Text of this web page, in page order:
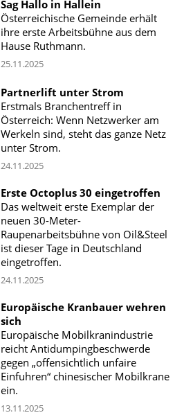
Sag Hallo in Hallein
Österreichische Gemeinde erhält
ihre erste Arbeitsbühne aus dem
Hause Ruthmann.
25.11.2025
Partnerlift unter Strom
Erstmals Branchentreff in
Österreich: Wenn Netzwerker am
Werkeln sind, steht das ganze Netz
unter Strom.
24.11.2025
Erste Octoplus 30 eingetroffen
Das weltweit erste Exemplar der
neuen 30-Meter-
Raupenarbeitsbühne von Oil&Steel
ist dieser Tage in Deutschland
eingetroffen.
24.11.2025
Europäische Kranbauer wehren
sich
Europäische Mobilkranindustrie
reicht Antidumpingbeschwerde
gegen „offensichtlich unfaire
Einfuhren“ chinesischer Mobilkrane
ein.
13.11.2025